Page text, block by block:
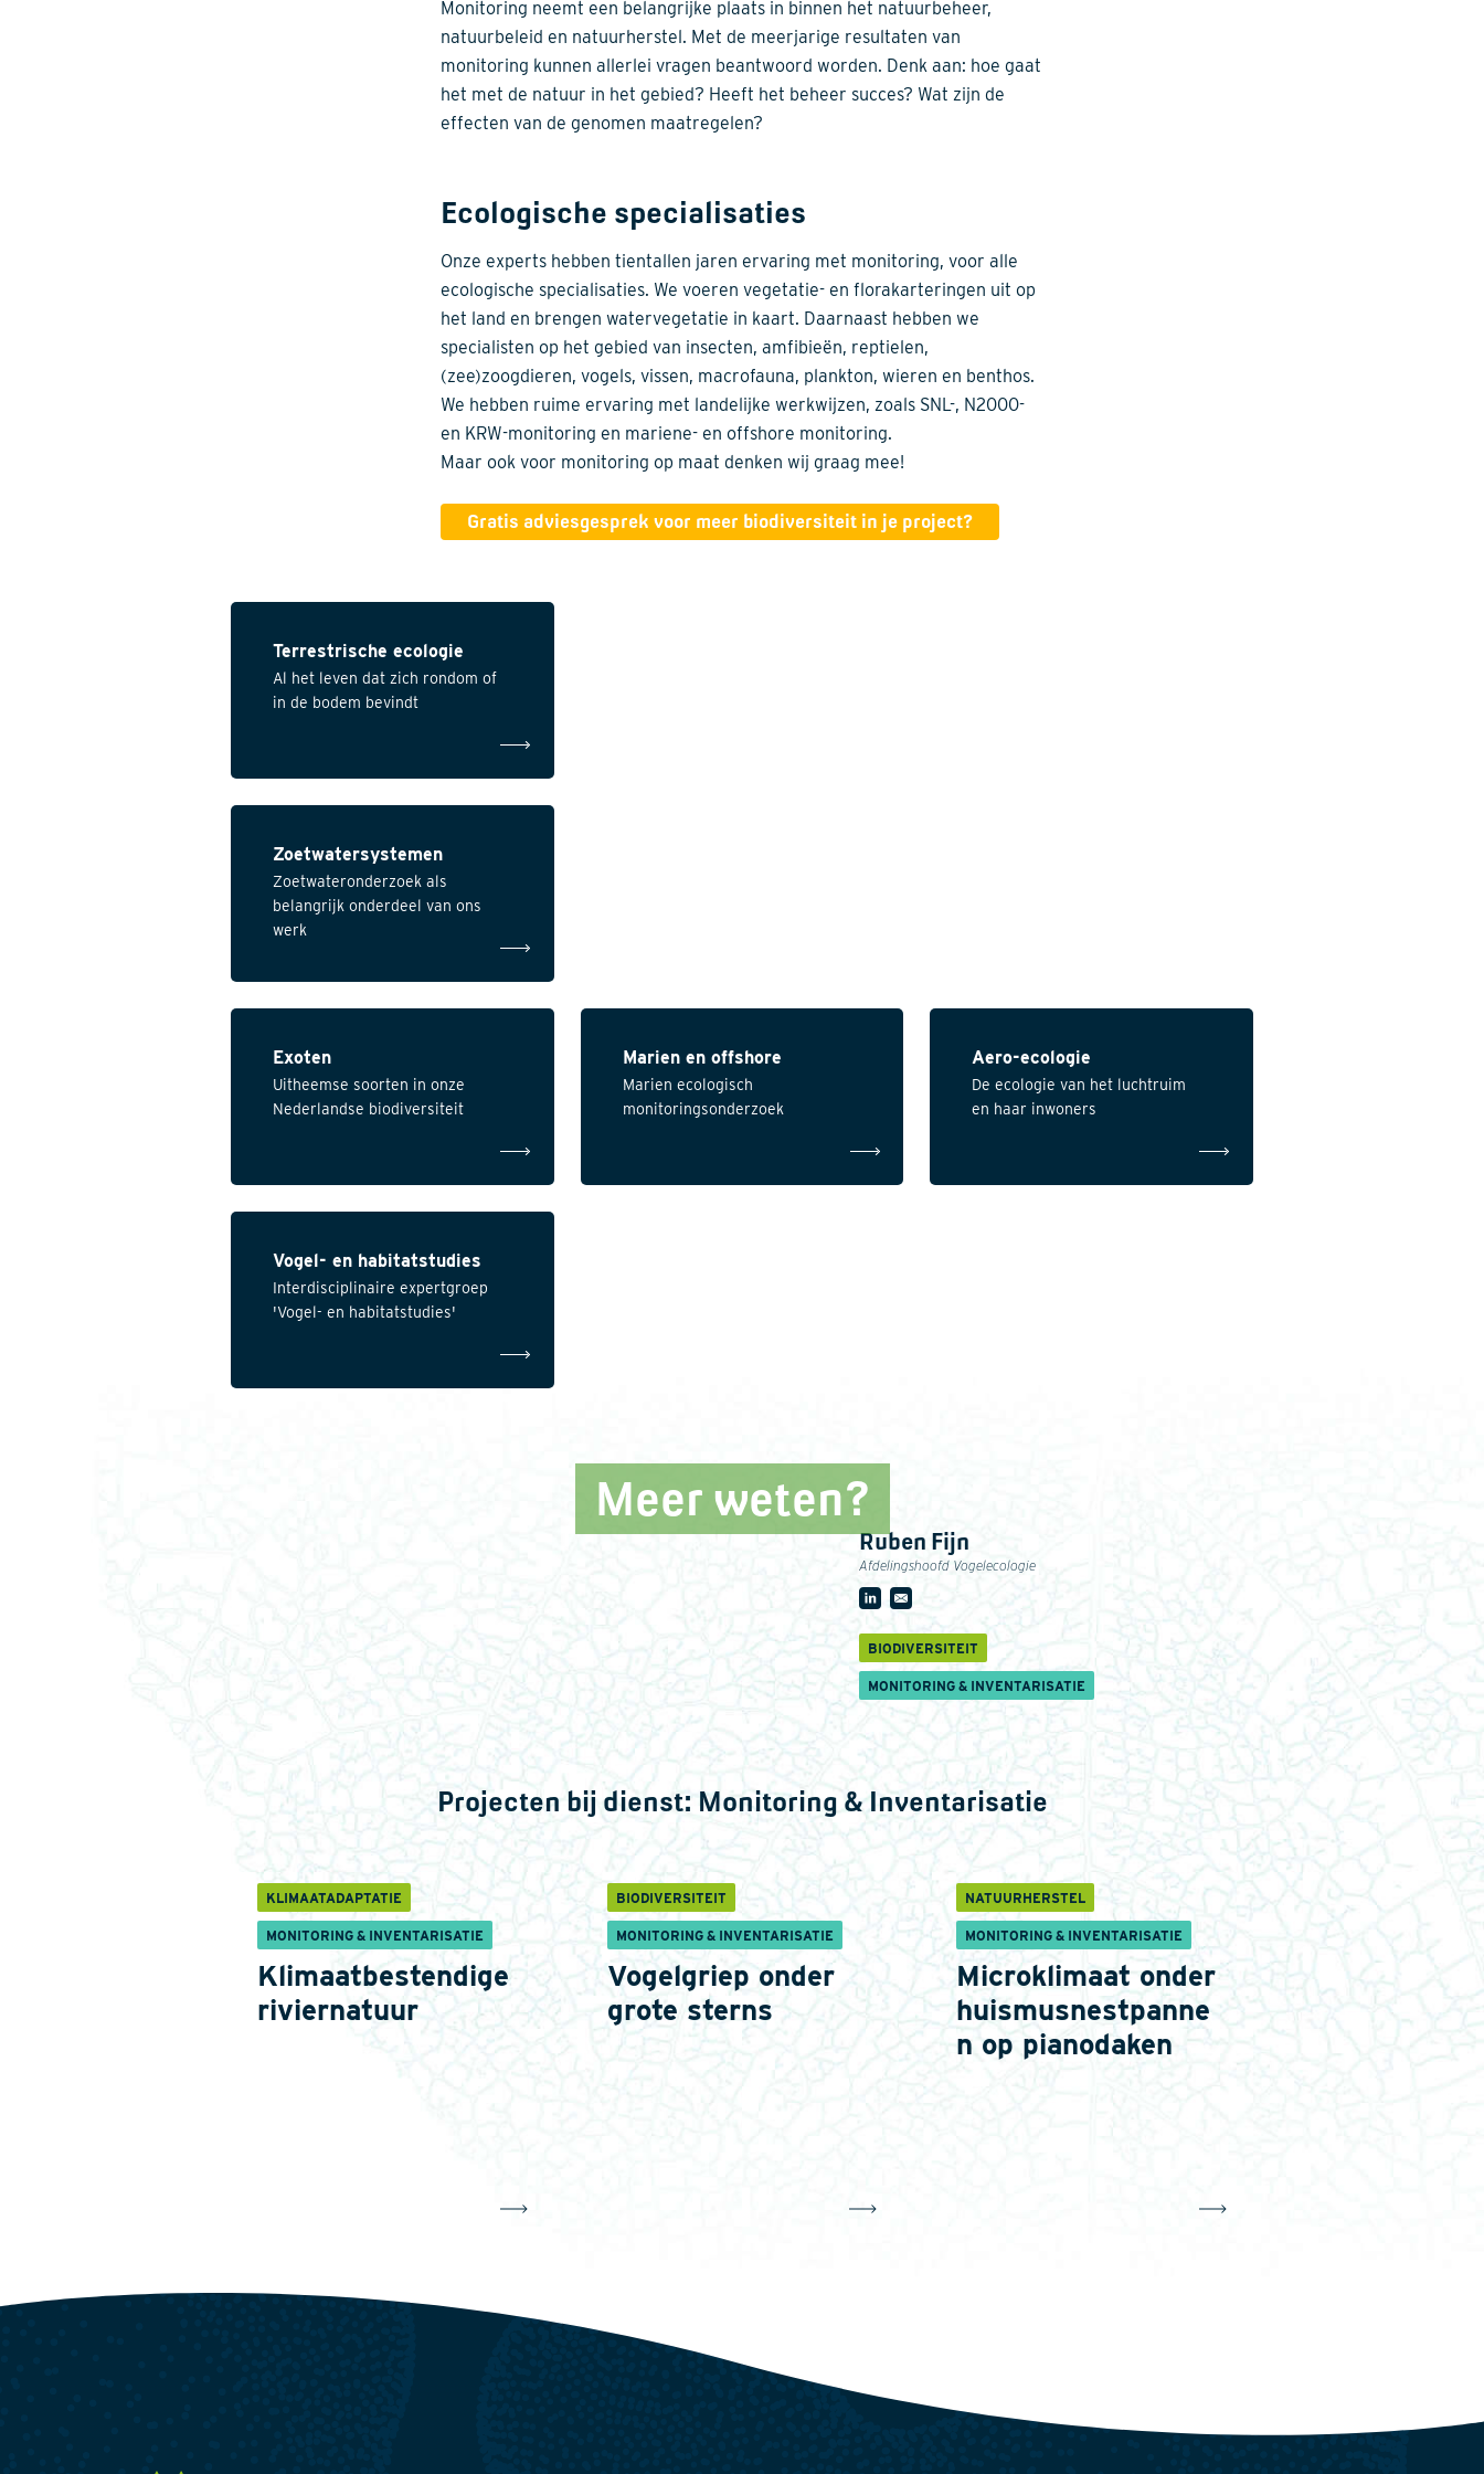
Monitoring neemt een belangrijke plaats in binnen het natuurbeheer,
natuurbeleid en natuurherstel. Met de meerjarige resultaten van
monitoring kunnen allerlei vragen beantwoord worden. Denk aan: hoe gaat
het met de natuur in het gebied? Heeft het beheer succes? Wat zijn de
effecten van de genomen maatregelen?
Ecologische specialisaties
Onze experts hebben tientallen jaren ervaring met monitoring, voor alle
ecologische specialisaties. We voeren vegetatie- en florakarteringen uit op
het land en brengen watervegetatie in kaart. Daarnaast hebben we
specialisten op het gebied van insecten, amfibieën, reptielen,
(zee)zoogdieren, vogels, vissen, macrofauna, plankton, wieren en benthos.
We hebben ruime ervaring met landelijke werkwijzen, zoals SNL-, N2000-
en KRW-monitoring en mariene- en offshore monitoring.
Maar ook voor monitoring op maat denken wij graag mee!
Gratis adviesgesprek voor meer biodiversiteit in je project?
Terrestrische ecologie
Al het leven dat zich rondom of
in de bodem bevindt
Zoetwatersystemen
Zoetwateronderzoek als
belangrijk onderdeel van ons
werk
Exoten
Uitheemse soorten in onze
Nederlandse biodiversiteit
Marien en offshore
Marien ecologisch
monitoringsonderzoek
Aero-ecologie
De ecologie van het luchtruim
en haar inwoners
Vogel- en habitatstudies
Interdisciplinaire expertgroep
'Vogel- en habitatstudies'
Meer weten?
Ruben Fijn
Afdelingshoofd Vogelecologie
BIODIVERSITEIT
MONITORING & INVENTARISATIE
Projecten bij dienst: Monitoring & Inventarisatie
KLIMAATADAPTATIE
MONITORING & INVENTARISATIE
Klimaatbestendige
riviernatuur
BIODIVERSITEIT
MONITORING & INVENTARISATIE
Vogelgriep onder
grote sterns
NATUURHERSTEL
MONITORING & INVENTARISATIE
Microklimaat onder
huismusnestpanne
n op pianodaken